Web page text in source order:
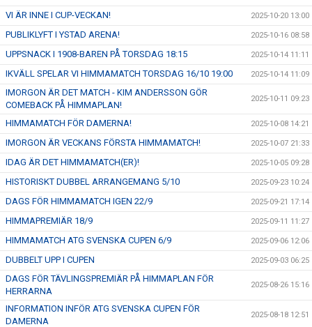
VI ÄR INNE I CUP-VECKAN! 2025-10-20 13:00
PUBLIKLYFT I YSTAD ARENA! 2025-10-16 08:58
UPPSNACK I 1908-BAREN PÅ TORSDAG 18:15 2025-10-14 11:11
IKVÄLL SPELAR VI HIMMAMATCH TORSDAG 16/10 19:00 2025-10-14 11:09
IMORGON ÄR DET MATCH - KIM ANDERSSON GÖR
COMEBACK PÅ HIMMAPLAN!
2025-10-11 09:23
HIMMAMATCH FÖR DAMERNA! 2025-10-08 14:21
IMORGON ÄR VECKANS FÖRSTA HIMMAMATCH! 2025-10-07 21:33
IDAG ÄR DET HIMMAMATCH(ER)! 2025-10-05 09:28
HISTORISKT DUBBEL ARRANGEMANG 5/10 2025-09-23 10:24
DAGS FÖR HIMMAMATCH IGEN 22/9 2025-09-21 17:14
HIMMAPREMIÄR 18/9 2025-09-11 11:27
HIMMAMATCH ATG SVENSKA CUPEN 6/9 2025-09-06 12:06
DUBBELT UPP I CUPEN 2025-09-03 06:25
DAGS FÖR TÄVLINGSPREMIÄR PÅ HIMMAPLAN FÖR
HERRARNA
2025-08-26 15:16
INFORMATION INFÖR ATG SVENSKA CUPEN FÖR
DAMERNA
2025-08-18 12:51